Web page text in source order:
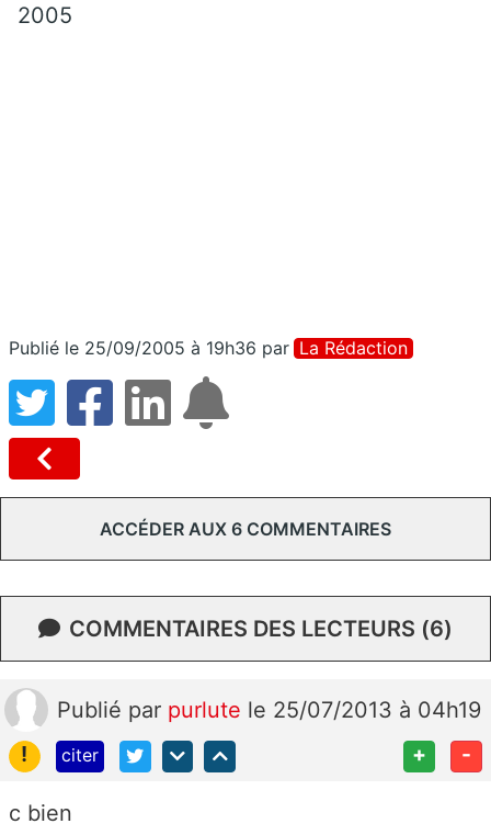
2005
Publié le 25/09/2005 à 19h36 par La Rédaction
ACCÉDER AUX 6 COMMENTAIRES
COMMENTAIRES DES LECTEURS (6)
Publié par purlute le 25/07/2013 à 04h19
!
citer + -
c bien